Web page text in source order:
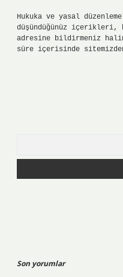
Hukuka ve yasal
düşündüğünüz içerikleri,
adresine bildirmeniz
süre içerisinde
Son yorumlar